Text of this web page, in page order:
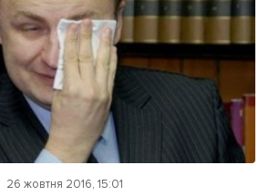
26 жовтня 2016, 15:01